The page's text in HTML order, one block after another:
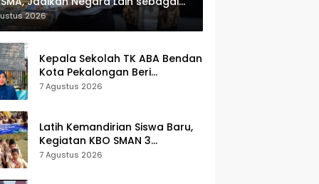
2026
Kepala Sekolah TK ABA Bendan
Kota Pekalongan Beri
Klarifikasi, Luruskan Isu Proyek
7 Agustus 2026
Latih Kemandirian Siswa Baru,
Kegiatan KBO SMAN 3
Pekalongan Mendapat
7 Agustus 2026